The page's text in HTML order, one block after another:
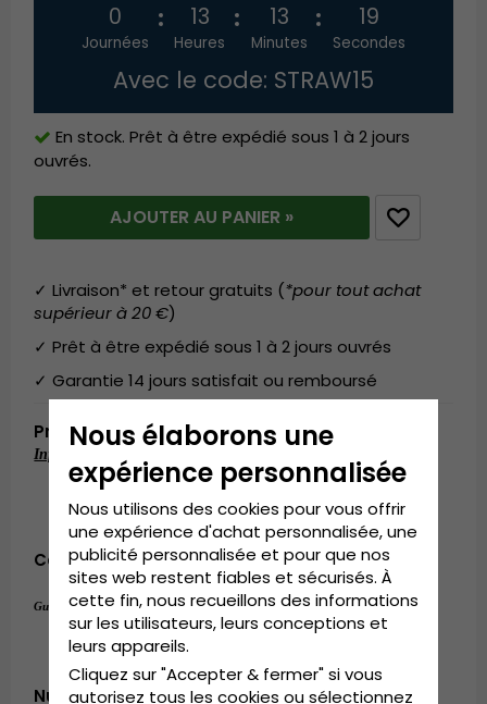
0
Journées
13
Heures
13
Minutes
19
Secondes
Avec le code: STRAW15
En stock. Prêt à être expédié sous 1 à 2 jours
ouvrés.
AJOUTER AU PANIER »
✓ Livraison* et retour gratuits (*pour tout achat
supérieur à 20 €)
✓ Prêt à être expédié sous 1 à 2 jours ouvrés
✓ Garantie 14 jours satisfait ou remboursé
Produktbeskrivning
Informations détaillées:
Composition: 100% coton
Taille unique
Composition:100% coton
Guide des tailles: Taille unique.
Numéro d’article:
Nous élaborons une
expérience personnalisée
Nous utilisons des cookies pour vous offrir
une expérience d'achat personnalisée, une
publicité personnalisée et pour que nos
sites web restent fiables et sécurisés. À
cette fin, nous recueillons des informations
sur les utilisateurs, leurs conceptions et
leurs appareils.
Cliquez sur "Accepter & fermer" si vous
autorisez tous les cookies ou sélectionnez